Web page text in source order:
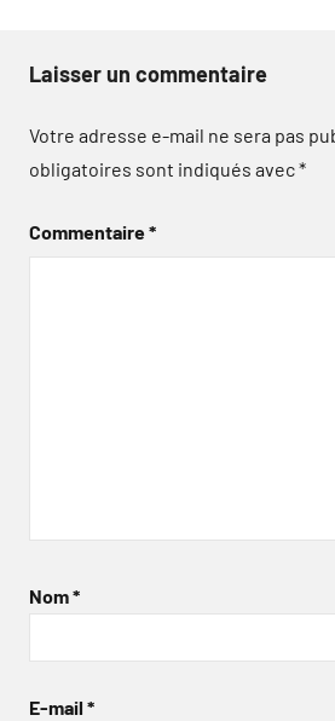
Laisser un commentaire
Votre adresse e-mail ne sera pas
obligatoires sont indiqués avec*
Commentaire*
Nom*
E-mail *